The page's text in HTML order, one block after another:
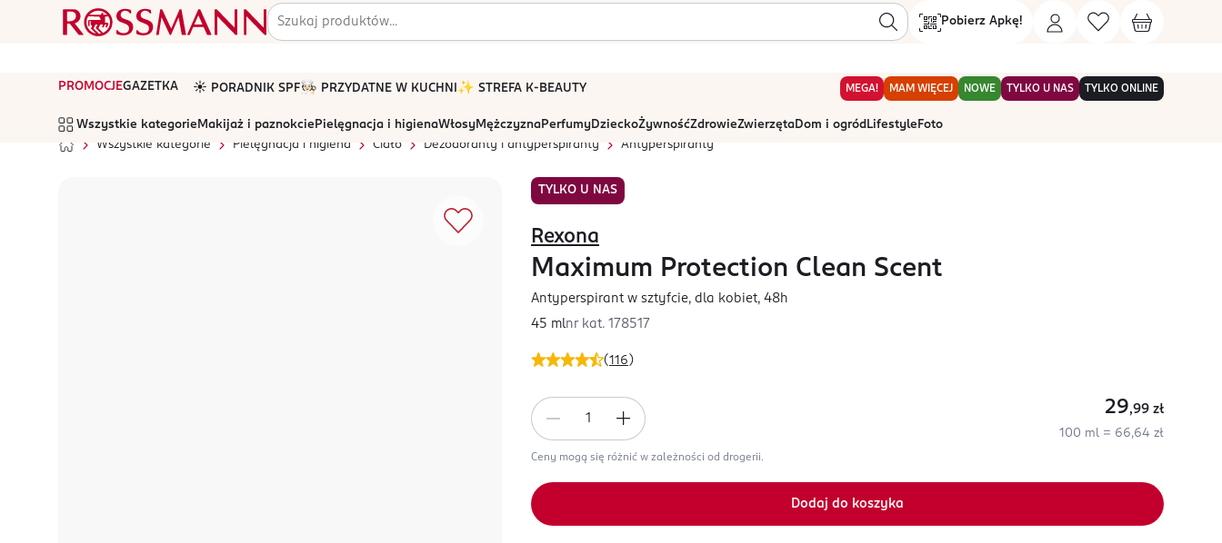
Pobierz Apkę!
PROMOCJEGAZETKA ☀️ PORADNIK SPF🧑🏻‍🍳 PRZYDATNE W KUCHNI ✨ STREFA K-BEAUTY MEGA! MAM WIĘCEJ NOWE TYLKO U NAS TYLKO ONLINE
Wszystkie kategorie Makijaż i paznokcie Pielęgnacja i higienaWłosyMężczyznaPerfumyDzieckoŻywnośćZdrowieZwierzętaDom i ogród Lifestyle Foto
Wszystkie kategorie
Pielęgnacja i higiena Ciało Dezodoranty i antyperspiranty Antyperspiranty
TYLKO U NAS
(116 )
Rexona
Maximum Protection Clean Scent
Antyperspirant w sztyfcie, dla kobiet, 48h
45 mlnr kat. 178517
29,99 zł
100 ml = 66,64 zł
Ceny mogą się różnić w zależności od drogerii.
Dodaj do koszyka